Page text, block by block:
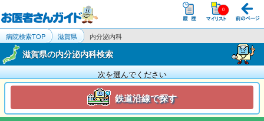
病院検索TOP 滋賀県 内分泌内科
滋賀県の内分泌内科検索
次を選んでください
鉄道沿線で探す